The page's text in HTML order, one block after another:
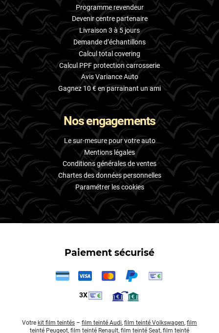
Programme revendeur
Devenir centre partenaire
Livraison 3 à 5 jours
Demande d’échantillons
Calcul total covering
Calcul PPF protection carrosserie
Avis Variance Auto
Gagnez 10 € en parrainant un ami
Nos engagements
Le sur-mesure pour votre auto
Mentions légales
Conditions générales de ventes
Chartes des données personnelles
Paramétrer les cookies
Paiement sécurisé
3X
Votre kit film teintés – film teinté Audi, film teinté Volkswagen, film
teinté Peugeot, film teinté Renault, film teinté Seat, film teinté